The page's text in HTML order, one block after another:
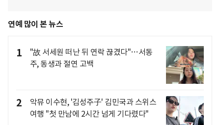
연예 많이 본 뉴스
1
"故 서세원 떠난 뒤 연락 끊겼다"…서동
주, 동생과 절연 고백
2
악뮤 이수현, '김성주子' 김민국과 스위스
여행 "첫 만남에 2시간 넘게 기다렸다"